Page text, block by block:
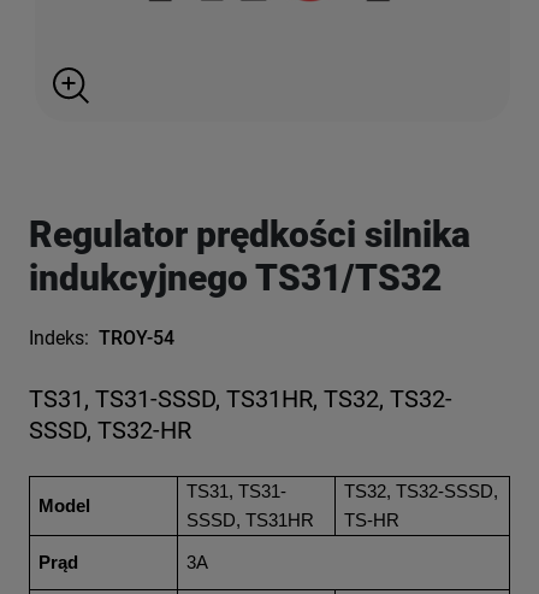
Regulator prędkości silnika
indukcyjnego TS31/TS32
Indeks: TROY-54
TS31, TS31-SSSD, TS31HR, TS32, TS32-
SSSD, TS32-HR
Model
TS31, TS31-
SSSD, TS31HR
TS32, TS32-SSSD,
TS-HR
Prąd 3A